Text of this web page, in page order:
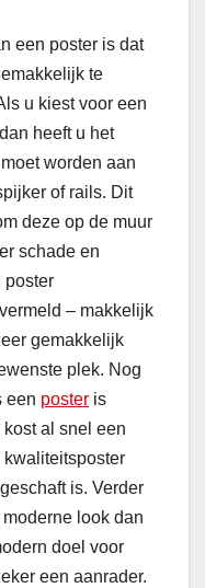
een poster is dat
te
u kiest voor een
heeft u het
worden aan
of rails. Dit
deze op de muur
schade en
poster
– makkelijk
gemakkelijk
plek. Nog
een poster is
al snel een
kwaliteitsposter
is. Verder
look dan
doel voor
een aanrader.